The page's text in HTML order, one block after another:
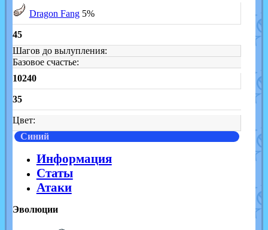
Dragon Fang5%
45
Шагов до вылупления:
Базовое счастье:
10240
35
Цвет:
Синий
Информация
Статы
Атаки
Эволюции